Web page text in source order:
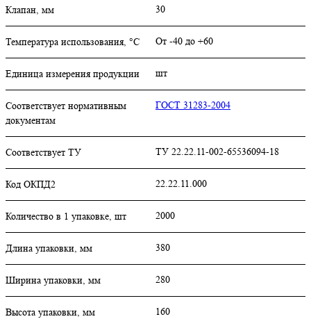
Клапан, мм 30
Температура использования, °C От -40 до +60
Единица измерения продукции шт
Соответствует нормативным
документам
ГОСТ 31283-2004
Соответствует ТУ ТУ 22.22.11-002-65536094-18
Код ОКПД2 22.22.11.000
Количество в 1 упаковке, шт 2000
Длина упаковки, мм 380
Ширина упаковки, мм 280
Высота упаковки, мм 160